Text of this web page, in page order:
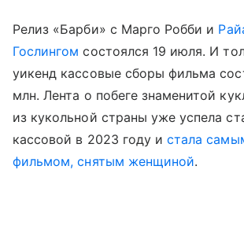
Релиз «Барби» с Марго Робби и
Гослингом состоялся 19 июля. И
уикенд кассовые сборы фильма
млн. Лента о побеге знаменитой
из кукольной страны уже успела
кассовой в 2023 году истала
фильмом, снятым женщиной.